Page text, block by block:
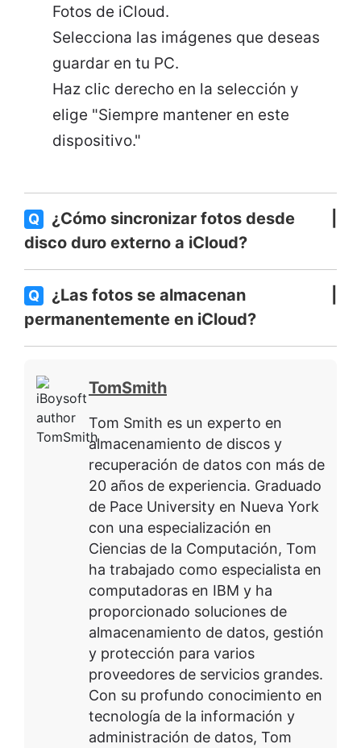
Fotos de iCloud.
Selecciona las imágenes que deseas
guardar en tu PC.
Haz clic derecho en la selección y
elige "Siempre mantener en este
dispositivo."
Q
¿Cómo sincronizar fotos desde
disco duro externo a iCloud?
Q
¿Las fotos se almacenan
permanentemente en iCloud?
TomSmith
Tom Smith es un experto en
almacenamiento de discos y
recuperación de datos con más de
20 años de experiencia. Graduado
de Pace University en Nueva York
con una especialización en
Ciencias de la Computación, Tom
ha trabajado como especialista en
computadoras en IBM y ha
proporcionado soluciones de
almacenamiento de datos, gestión
y protección para varios
proveedores de servicios grandes.
Con su profundo conocimiento en
tecnología de la información y
administración de datos, Tom